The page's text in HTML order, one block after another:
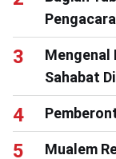
Mengenal
Sahabat
Mualem